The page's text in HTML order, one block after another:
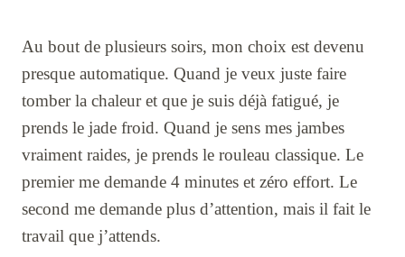
Au bout de plusieurs soirs, mon choix est devenu
presque automatique. Quand je veux juste faire
tomber la chaleur et que je suis déjà fatigué, je
prends le jade froid. Quand je sens mes jambes
vraiment raides, je prends le rouleau classique. Le
premier me demande 4 minutes et zéro effort. Le
second me demande plus d’attention, mais il fait le
travail que j’attends.